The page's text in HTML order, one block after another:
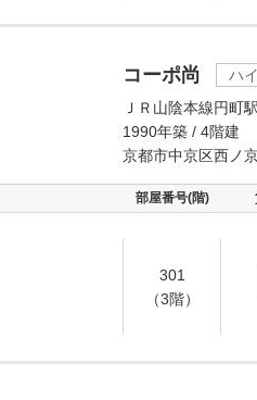
コーポ尚
ハ
ＪＲ山陰本線円
1990年築 / 4階建
京都市中京区西ノ
部屋番号(階)
301
（3階）